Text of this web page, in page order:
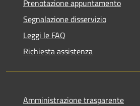
Prenotazione appuntamento
Segnalazione disservizio
Leggi le FAQ
Richiesta assistenza
Amministrazione trasparente